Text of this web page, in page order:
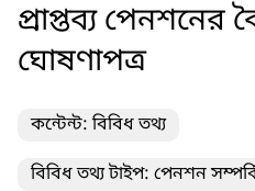
প্রাপ্তব্য পেনশনের
ঘোষণাপত্র
কন্টেন্ট: বিবিধ তথ্য
বিবিধ তথ্য টাইপ: পেনশন